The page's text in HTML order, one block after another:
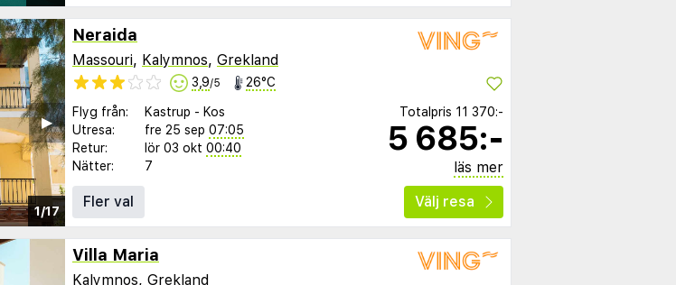
1/17
▶︎
Neraida
Massouri, Kalymnos, Grekland
3,9/5 26°C
Flyg från: Kastrup - Kos
Utresa:
fre 25 sep 07:05
Retur:
lör 03 okt 00:40
Nätter:
7
Totalpris 11 370:-
5 685:-
läs mer
Fler val
Välj resa
Villa Maria
Kalymnos, Grekland